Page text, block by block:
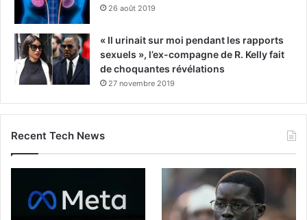
26 août 2019
« Il urinait sur moi pendant les rapports
sexuels », l’ex-compagne de R. Kelly fait
de choquantes révélations
27 novembre 2019
Recent Tech News